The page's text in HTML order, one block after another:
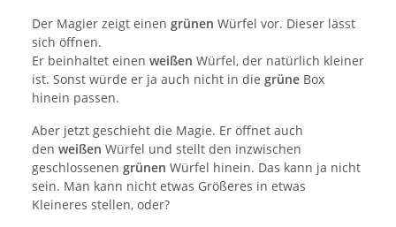
Der Magier zeigt einen grünen Würfel vor. Dieser lässt
sich öffnen.
Er beinhaltet einen weißen Würfel, der natürlich kleiner
ist. Sonst würde er ja auch nicht in die grüne Box
hinein passen.
Aber jetzt geschieht die Magie. Er öffnet auch
den weißen Würfel und stellt den inzwischen
geschlossenen grünen Würfel hinein. Das kann ja nicht
sein. Man kann nicht etwas Größeres in etwas
Kleineres stellen, oder?